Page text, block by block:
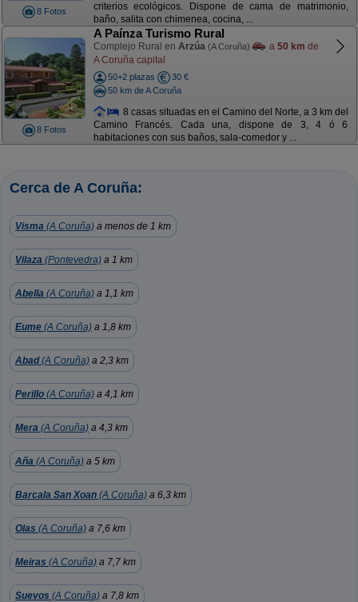
8 Fotos
criterios ecológicos. Dispone de cama de matrimonio,
baño, salita con chimenea, cocina, ...
8 Fotos
A Paínza Turismo Rural
Complejo Rural en Arzúa (A Coruña) a 50 km de
A Coruña capital
50+2 plazas
30 €
50 km de A Coruña
8 casas situadas en el Camino del Norte, a 3 km del
Camino Francés. Cada una, dispone de 3, 4 ó 6
habitaciones con sus baños, sala-comedor y ...
Cerca de A Coruña:
Visma (A Coruña) a menos de 1 km
Vilaza (Pontevedra) a 1 km
Abella (A Coruña) a 1,1 km
Eume (A Coruña) a 1,8 km
Abad(A Coruña) a 2,3 km
Perillo (A Coruña) a 4,1 km
Mera (A Coruña) a 4,3 km
Aña (A Coruña) a 5 km
Barcala San Xoan (A Coruña) a 6,3 km
Olas (A Coruña) a 7,6 km
Meiras (A Coruña) a 7,7 km
Suevos (A Coruña) a 7,8 km